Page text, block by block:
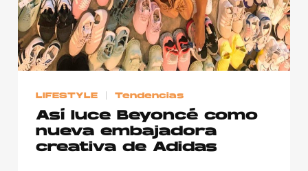
LIFESTYLE Tendencias
Así luce Beyoncé como
nueva embajadora
creativa de Adidas